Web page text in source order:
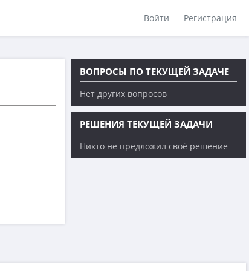
Войти Регистрация
ВОПРОСЫ ПО ТЕКУЩЕЙ ЗАДАЧЕ
Нет других вопросов
РЕШЕНИЯ ТЕКУЩЕЙ ЗАДАЧИ
Никто не предложил своё решение